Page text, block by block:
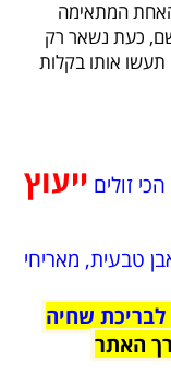
המתאימה
כעת נשאר רק
אותו בקלות
זולים ייעוץ
טבעית, מאריחי
לבריכת שחיה
האתר